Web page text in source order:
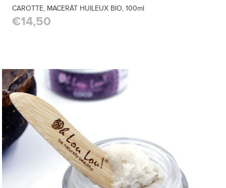
CAROTTE, MACERÂT HUILEUX BIO, 100ml
€14,50